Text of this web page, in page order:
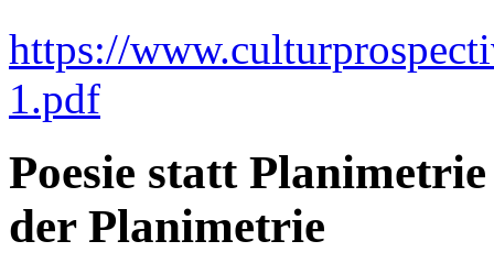
https://
1.pdf
Poesie statt
der Planimetrie